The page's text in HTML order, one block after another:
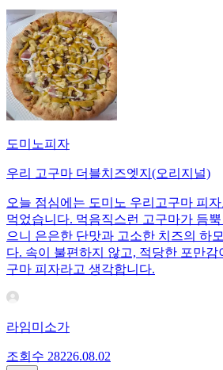
도미노피자
우리 고구마 더블치즈엣지(오리지널)
오늘 점심에는 도미노 우리고구마 피
먹었습니다. 먹음직스런 고구마가 듬
으니 은은한 단맛과 고소한 치즈의 하
다. 속이 불편하지 않고, 적당한 포만감
구마 피자라고 생각합니다.
라임미소가
조회수 28226.08.02